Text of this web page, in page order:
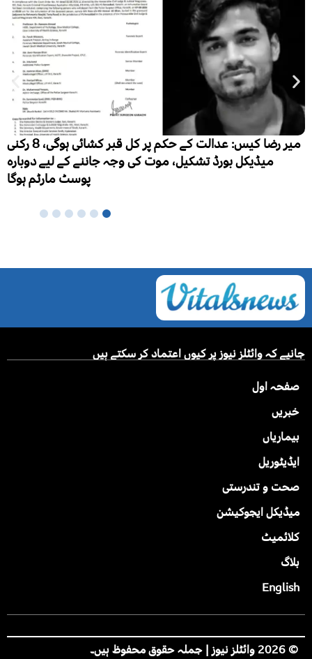
عدالت کے حکم پر کل قبر کشائی ہوگی، 8 رکنی
ہزار نئے مریض، ایک
جانیے کہ وائٹلز نیوز پر کیوں اعتماد کر سکتے ہیں
صفحہ اول
خبریں
بیماریاں
ایڈیٹوریل
صحت و تندرستی
میڈیکل ایجوکیشن
کلائمیٹ
بلاگ
English
© 2026 وائٹلز نیوز | جملہ حقوق محفوظ ہیں۔